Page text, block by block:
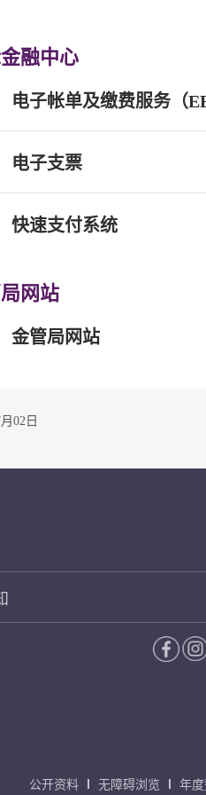
融中心
电子帐单及缴费服务（
电子支票
快速支付系统
网站
金管局网站
02日
公开资料 无障碍浏览 年度